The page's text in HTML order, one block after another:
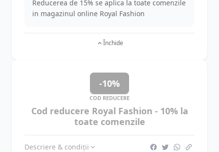
Reducerea de 15% se aplica la toate comenzile
in magazinul online Royal Fashion
Închide
-10%
COD REDUCERE
Cod reducere Royal Fashion - 10% la
toate comenzile
Descriere & condiții